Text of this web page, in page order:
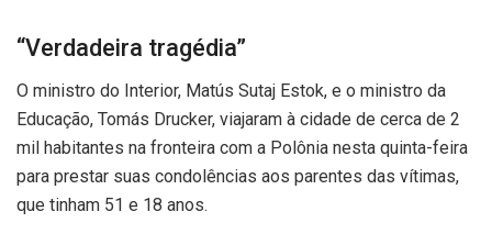
“Verdadeira tragédia”
O ministro do Interior, Matús Sutaj Estok, e o ministro da
Educação, Tomás Drucker, viajaram à cidade de cerca de 2
mil habitantes na fronteira com a Polônia nesta quinta-feira
para prestar suas condolências aos parentes das vítimas,
que tinham 51 e 18 anos.